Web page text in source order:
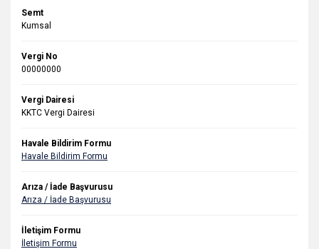
Semt
Kumsal
Vergi No
00000000
Vergi Dairesi
KKTC Vergi Dairesi
Havale Bildirim Formu
Havale Bildirim Formu
Arıza / İade Başvurusu
Arıza / İade Başvurusu
İletişim Formu
İletişim Formu